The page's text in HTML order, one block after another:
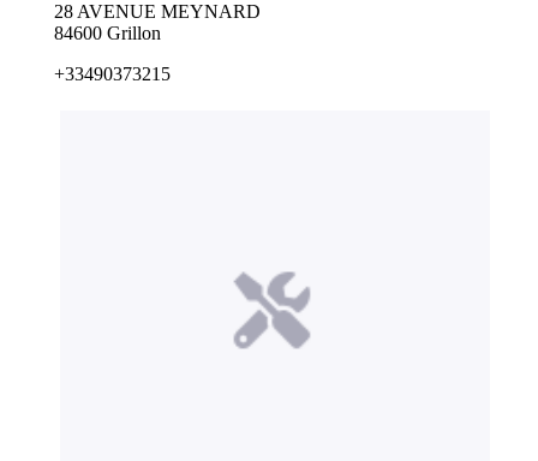
28 AVENUE MEYNARD
84600 Grillon
+33490373215